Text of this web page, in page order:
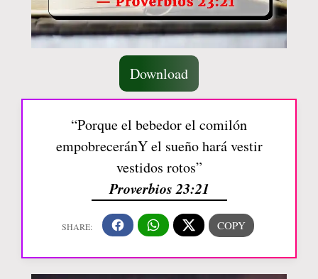
Download
“Porque el bebedor el comilón
empobreceránY el sueño hará vestir
vestidos rotos”
Proverbios 23:21